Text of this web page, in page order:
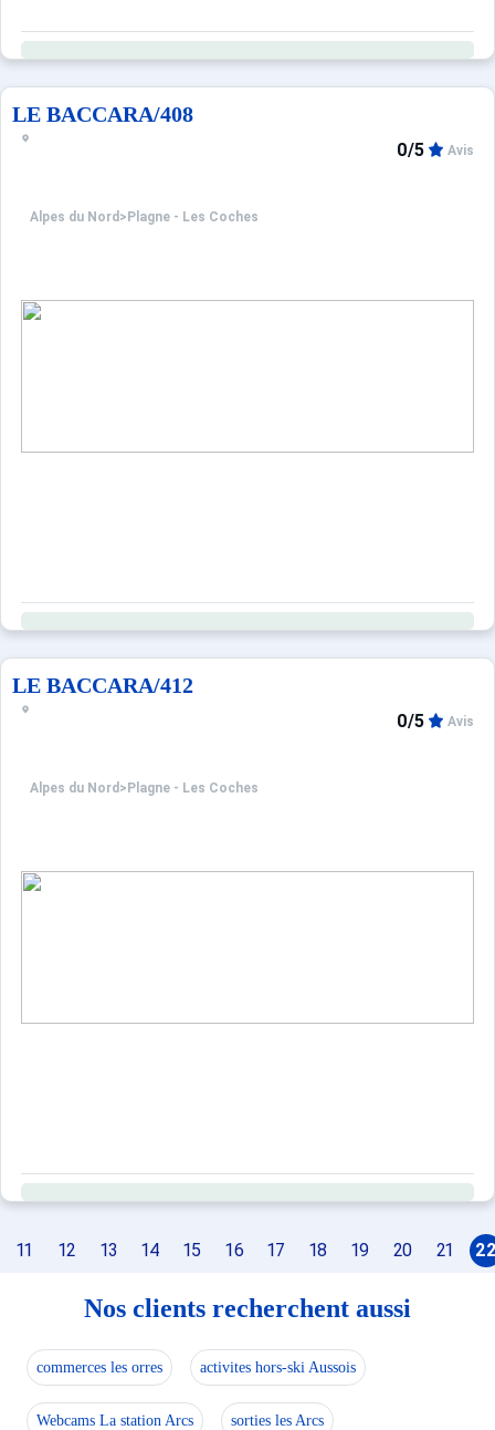
LE BACCARA/408
Alpes du Nord > Plagne - Les Coches
0/5 Avis
LE BACCARA/412
Alpes du Nord > Plagne - Les Coches
0/5 Avis
11 12 13 14 15 16 17 18 19 20 21
Nos clients recherchent aussi
commerces les orres activites hors-ski Aussois
Webcams La station Arcs sorties les Arcs